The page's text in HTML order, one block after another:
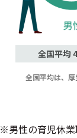
全国平均
全国平均は、厚
※男性の育児休